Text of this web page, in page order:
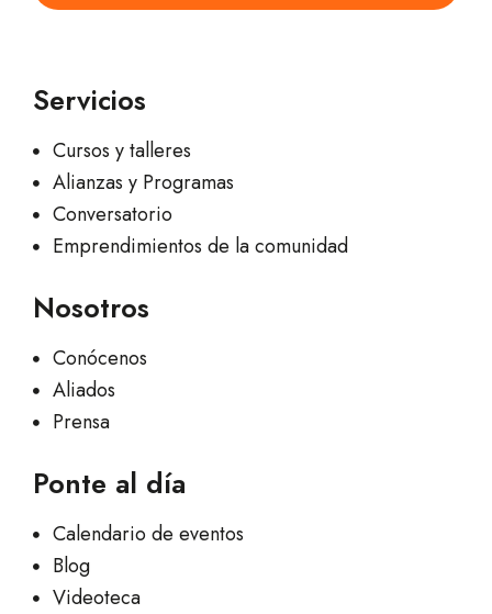
Servicios
Cursos y talleres
Alianzas y Programas
Conversatorio
Emprendimientos de la comunidad
Nosotros
Conócenos
Aliados
Prensa
Ponte al día
Calendario de eventos
Blog
Videoteca